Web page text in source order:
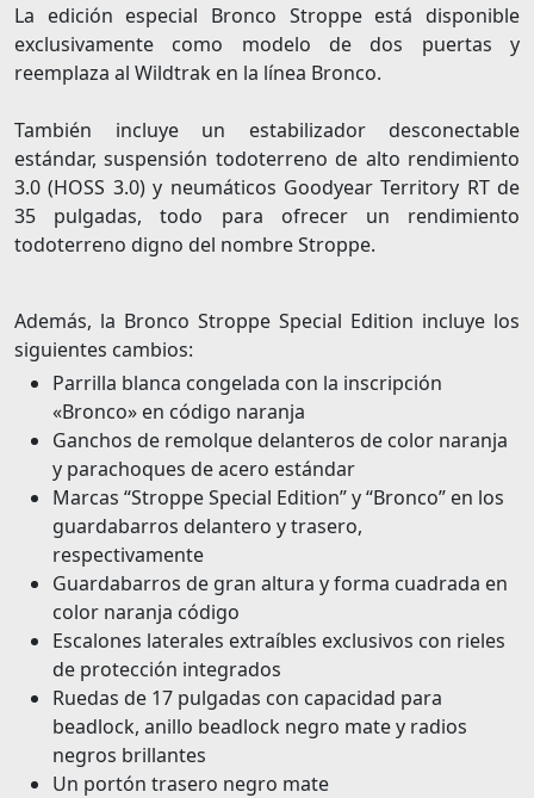
La edición especial Bronco Stroppe está disponible
exclusivamente como modelo de dos puertas y
reemplaza al Wildtrak en la línea Bronco.
También incluye un estabilizador desconectable
estándar, suspensión todoterreno de alto rendimiento
3.0 (HOSS 3.0) y neumáticos Goodyear Territory RT de
35 pulgadas, todo para ofrecer un rendimiento
todoterreno digno del nombre Stroppe.
Además, la Bronco Stroppe Special Edition incluye los
siguientes cambios:
Parrilla blanca congelada con la inscripción
«Bronco» en código naranja
Ganchos de remolque delanteros de color naranja
y parachoques de acero estándar
Marcas “Stroppe Special Edition” y “Bronco” en los
guardabarros delantero y trasero,
respectivamente
Guardabarros de gran altura y forma cuadrada en
color naranja código
Escalones laterales extraíbles exclusivos con rieles
de protección integrados
Ruedas de 17 pulgadas con capacidad para
beadlock, anillo beadlock negro mate y radios
negros brillantes
Un portón trasero negro mate